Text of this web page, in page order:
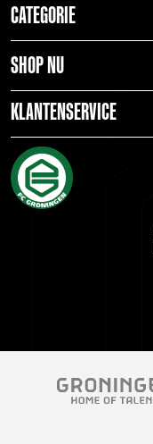
CATEGORIE
SHOP NU
KLANTENSERVICE